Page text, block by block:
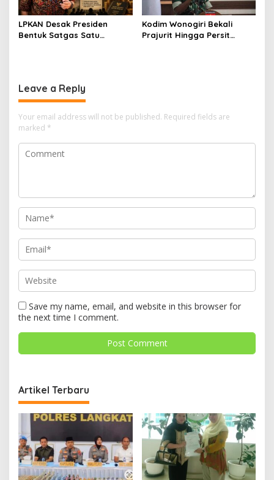
LPKAN Desak Presiden
Bentuk Satgas Satu
Kodim Wonogiri Bekali
Prajurit Hingga Persit
Leave a Reply
Your email address will not be published. Required fields are
marked *
Save my name, email, and website in this browser for
the next time I comment.
Artikel Terbaru